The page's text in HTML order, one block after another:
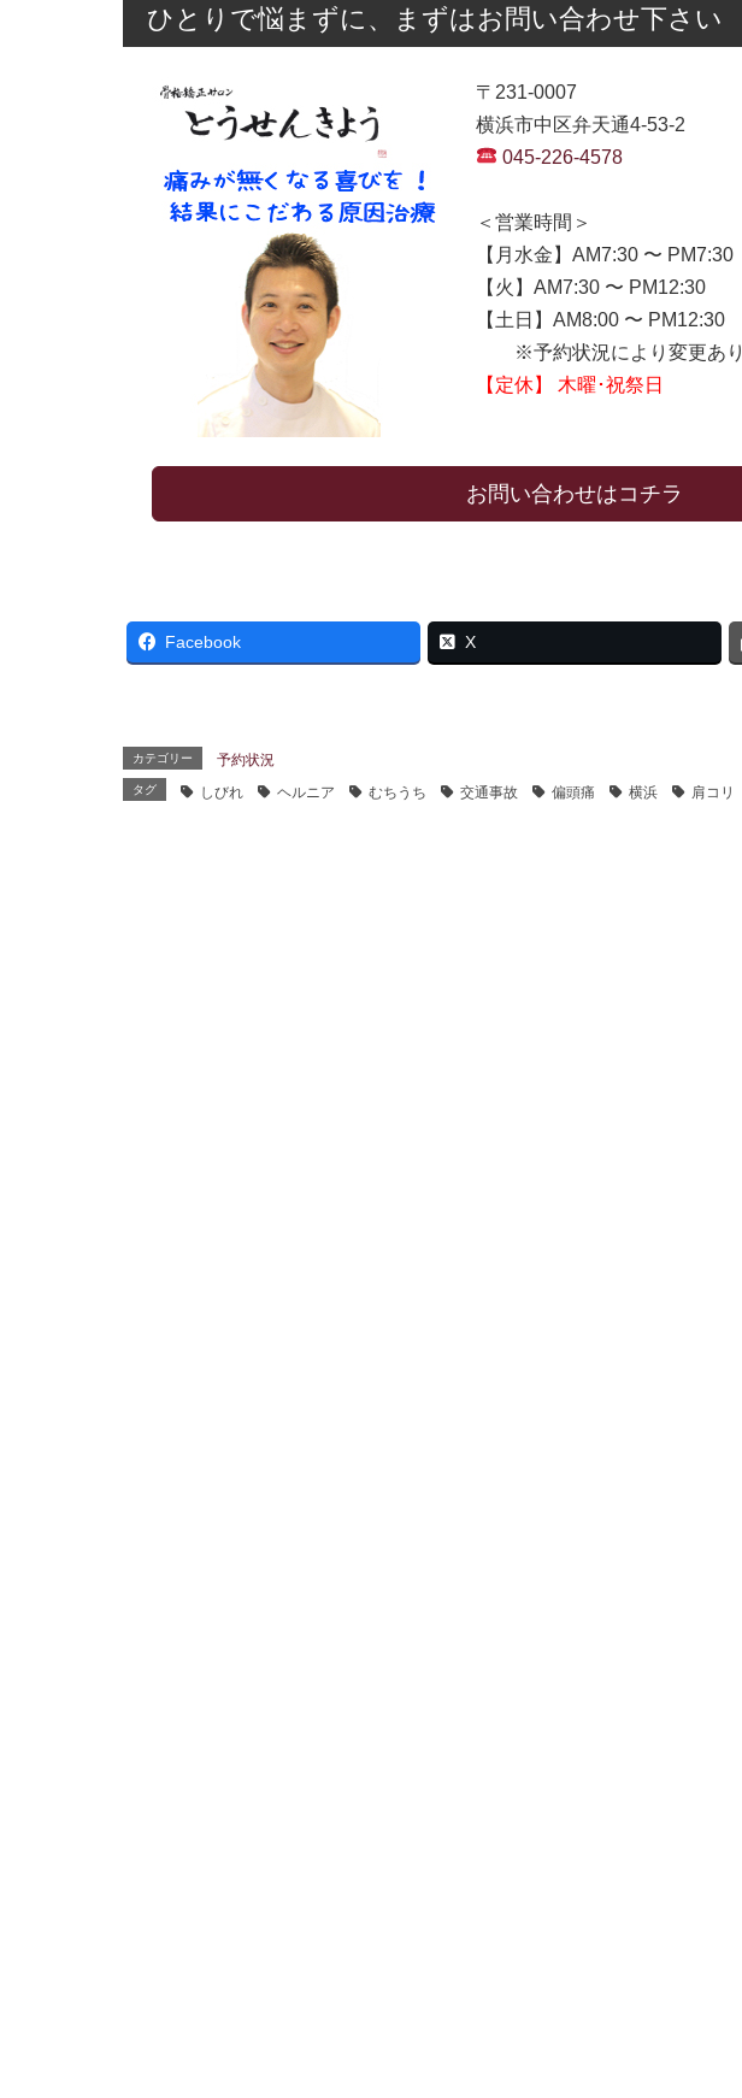
ひとりで悩まずに、まずはお問い合わせ下さい
〒231-0007
横浜市中区弁天通4-53-2
045-226-4578
＜営業時間＞
【月水金】AM7:30 〜 PM7:30
【火】AM7:30 〜 PM12:30
【土日】AM8:00 〜 PM12:30
※予約状況により変更あり
【定休】 木曜･祝祭日
お問い合わせはコチラ
Facebook X
カテゴリー 予約状況
タグ しびれ ヘルニア むちうち 交通事故 偏頭痛 横浜 肩コリ